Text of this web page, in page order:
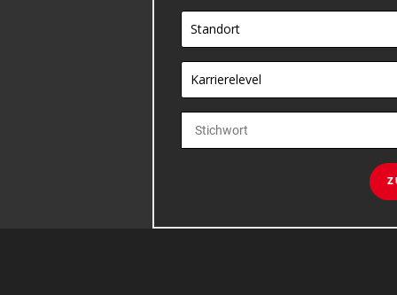
Standort
Karrierelevel